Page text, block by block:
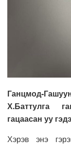
Ганцмод-
Х.Баттулга
гацаасан уу
Хэрэв энэ